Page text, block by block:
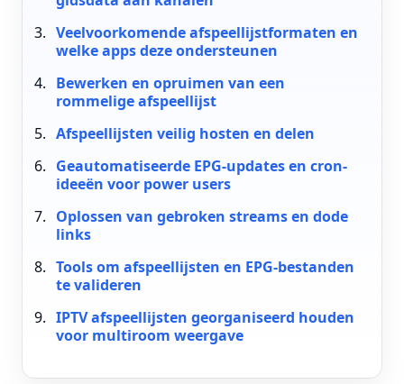
Veelvoorkomende afspeellijstformaten en
welke apps deze ondersteunen
Bewerken en opruimen van een
rommelige afspeellijst
Afspeellijsten veilig hosten en delen
Geautomatiseerde EPG-updates en cron-
ideeën voor power users
Oplossen van gebroken streams en dode
links
Tools om afspeellijsten en EPG-bestanden
te valideren
IPTV afspeellijsten georganiseerd houden
voor multiroom weergave